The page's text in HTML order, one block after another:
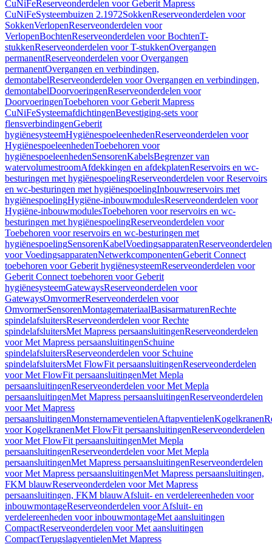
CuNiFeReserveonderdelen voor Geberit Mapress
CuNiFeSysteembuizen 2.1972SokkenReserveonderdelen voor
SokkenVerlopenReserveonderdelen voor
VerlopenBochtenReserveonderdelen voor BochtenT-
stukkenReserveonderdelen voor T-stukkenOvergangen
permanentReserveonderdelen voor Overgangen
permanentOvergangen en verbindingen,
demontabelReserveonderdelen voor Overgangen en verbindingen,
demontabelDoorvoeringenReserveonderdelen voor
DoorvoeringenToebehoren voor Geberit Mapress
CuNiFeSysteemafdichtingenBevestiging-sets voor
flensverbindingenGeberit
hygiënesysteemHygiënespoeleenhedenReserveonderdelen voor
HygiënespoeleenhedenToebehoren voor
hygiënespoeleenhedenSensorenKabelsBegrenzer van
watervolumestroomAfdekkingen en afdekplatenReservoirs en wc-
besturingen met hygiënespoelingReserveonderdelen voor Reservoirs
en wc-besturingen met hygiënespoelingInbouwreservoirs met
hygiënespoelingHygiëne-inbouwmodulesReserveonderdelen voor
Hygiëne-inbouwmodulesToebehoren voor reservoirs en wc-
besturingen met hygiënespoelingReserveonderdelen voor
Toebehoren voor reservoirs en wc-besturingen met
hygiënespoelingSensorenKabelVoedingsapparatenReserveonderdelen
voor VoedingsapparatenNetwerkcomponentenGeberit Connect
toebehoren voor Geberit hygiënesysteemReserveonderdelen voor
Geberit Connect toebehoren voor Geberit
hygiënesysteemGatewaysReserveonderdelen voor
GatewaysOmvormerReserveonderdelen voor
OmvormerSensorenMontagemateriaalBasisarmaturenRechte
spindelafsluitersReserveonderdelen voor Rechte
spindelafsluitersMet Mapress persaansluitingenReserveonderdelen
voor Met Mapress persaansluitingenSchuine
spindelafsluitersReserveonderdelen voor Schuine
spindelafsluitersMet FlowFit persaansluitingenReserveonderdelen
voor Met FlowFit persaansluitingenMet Mepla
persaansluitingenReserveonderdelen voor Met Mepla
persaansluitingenMet Mapress persaansluitingenReserveonderdelen
voor Met Mapress
persaansluitingenMonsternameventielenAftapventielenKogelkranen
voor KogelkranenMet FlowFit persaansluitingenReserveonderdelen
voor Met FlowFit persaansluitingenMet Mepla
persaansluitingenReserveonderdelen voor Met Mepla
persaansluitingenMet Mapress persaansluitingenReserveonderdelen
voor Met Mapress persaansluitingenMet Mapress persaansluitingen,
FKM blauwReserveonderdelen voor Met Mapress
persaansluitingen, FKM blauwAfsluit- en verdelereenheden voor
inbouwmontageReserveonderdelen voor Afsluit- en
verdelereenheden voor inbouwmontageMet aansluitingen
CompactReserveonderdelen voor Met aansluitingen
CompactTerugslagventielenMet Mapress